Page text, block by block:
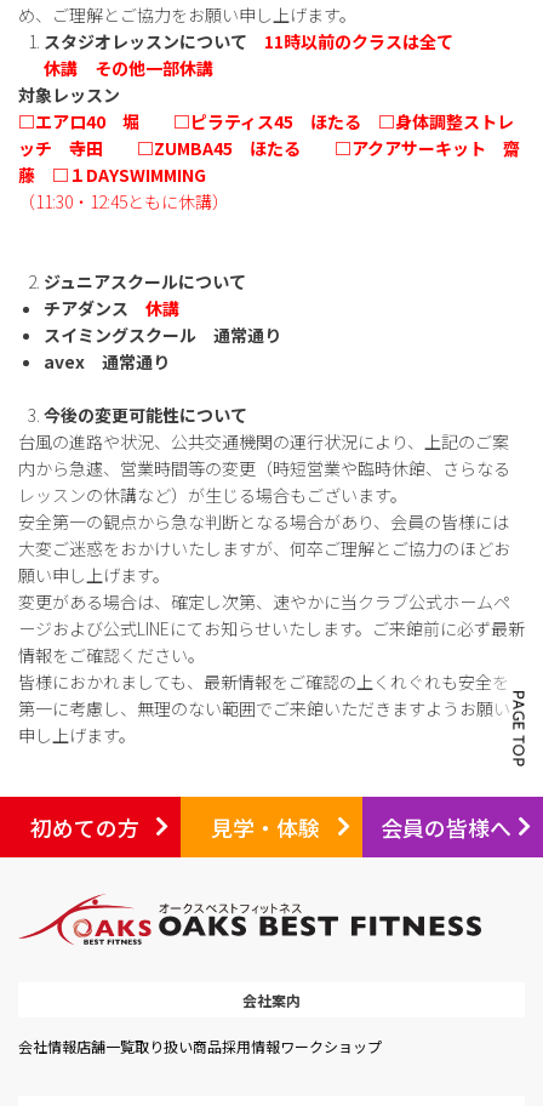
め、ご理解とご協力をお願い申し上げます。
スタジオレッスンについて 11時以前のクラスは全て
休講 その他一部休講
対象レッスン
□エアロ40 堀 □ピラティス45 ほたる □身体調整ストレ
ッチ 寺田 □ZUMBA45 ほたる □アクアサーキット 齋
藤 □１DAYSWIMMING
（11:30・12:45ともに休講）
ジュニアスクールについて
チアダンス 休講
スイミングスクール 通常通り
avex 通常通り
今後の変更可能性について
台風の進路や状況、公共交通機関の運行状況により、上記のご案
内から急遽、営業時間等の変更（時短営業や臨時休館、さらなる
レッスンの休講など）が生じる場合もございます。
安全第一の観点から急な判断となる場合があり、会員の皆様には
大変ご迷惑をおかけいたしますが、何卒ご理解とご協力のほどお
願い申し上げます。
変更がある場合は、確定し次第、速やかに当クラブ公式ホームペ
ージおよび公式LINEにてお知らせいたします。ご来館前に必ず最新
情報をご確認ください。
皆様におかれましても、最新情報をご確認の上くれぐれも安全を
第一に考慮し、無理のない範囲でご来館いただきますようお願い
申し上げます。
初めての方 見学・体験 会員の皆様へ
会社案内
会社情報店舗一覧取り扱い商品採用情報ワークショップ